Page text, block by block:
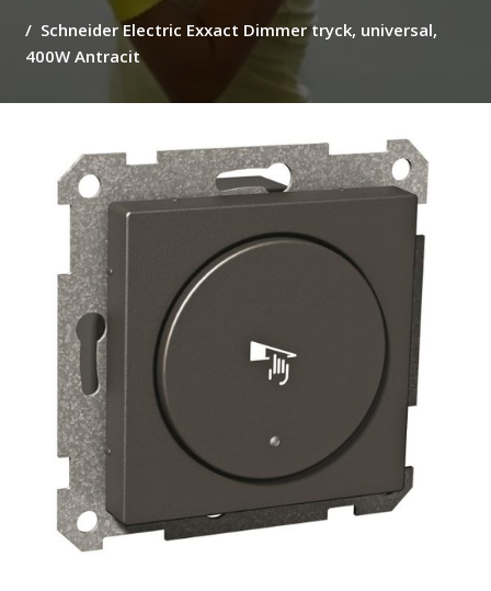
Schneider Electric Exxact Dimmer tryck, universal,
400W Antracit